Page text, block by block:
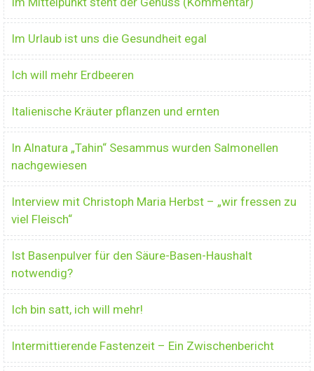
Im Urlaub ist uns die Gesundheit egal
Ich will mehr Erdbeeren
Italienische Kräuter pflanzen und ernten
In Alnatura „Tahin“ Sesammus wurden Salmonellen
nachgewiesen
Interview mit Christoph Maria Herbst – „wir fressen zu
viel Fleisch“
Ist Basenpulver für den Säure-Basen-Haushalt
notwendig?
Ich bin satt, ich will mehr!
Intermittierende Fastenzeit – Ein Zwischenbericht